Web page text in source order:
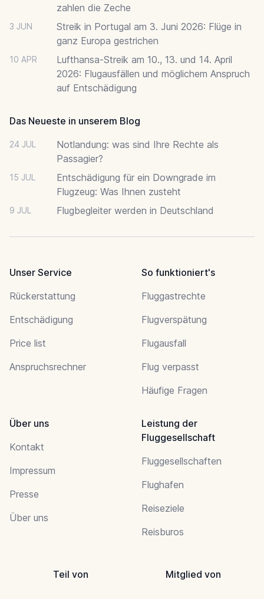
zahlen die Zeche
3 JUN
Streik in Portugal am 3. Juni 2026: Flüge in
ganz Europa gestrichen
10 APR
Lufthansa-Streik am 10., 13. und 14. April
2026: Flugausfällen und möglichem Anspruch
auf Entschädigung
Das Neueste in unserem Blog
24 JUL
Notlandung: was sind Ihre Rechte als
Passagier?
15 JUL
Entschädigung für ein Downgrade im
Flugzeug: Was Ihnen zusteht
9 JUL Flugbegleiter werden in Deutschland
Unser Service
Rückerstattung
Entschädigung
Price list
Anspruchsrechner
So funktioniert's
Fluggastrechte
Flugverspätung
Flugausfall
Flug verpasst
Häufige Fragen
Über uns
Kontakt
Impressum
Presse
Über uns
Leistung der
Fluggesellschaft
Fluggesellschaften
Flughafen
Reiseziele
Reisburos
Teil von Mitglied von